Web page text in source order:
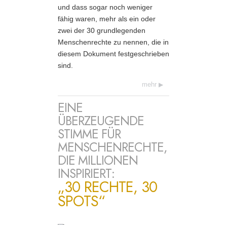
und dass sogar noch weniger
fähig waren, mehr als ein oder
zwei der 30 grundlegenden
Menschenrechte zu nennen, die in
diesem Dokument festgeschrieben
sind.
mehr
EINE
ÜBERZEUGENDE
STIMME FÜR
MENSCHENRECHTE,
DIE MILLIONEN
INSPIRIERT:
„30 RECHTE, 30
SPOTS“